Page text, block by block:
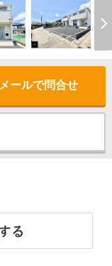
メールで問合せ